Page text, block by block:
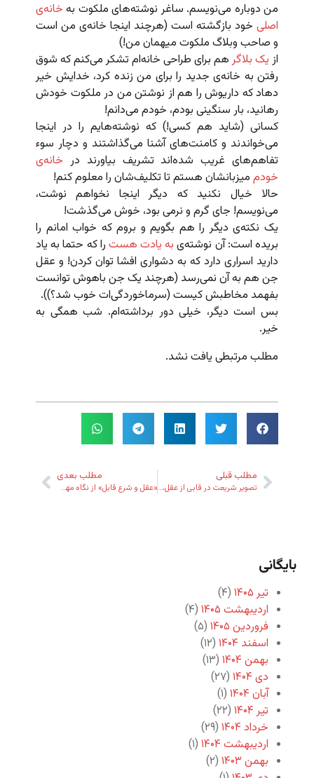
من دوباره می‌نویسم. ساغر نوشته‌های ملکوت به خانه‌ی
اصلی خود بازگشته است (هرچند اینجا خانه‌ی من است
و صاحب وبلاگ ملکوت میهمان من!)
از یک بلاگرهم برای طراحی خانه‌ام تشکر می‌کنم که شوق
رفتن به خانه‌ی جدید را برای من زنده کرد، خدایش خیر
دهاد که داریوش را هم از نوشتن من در ملکوت خودش
رهانید، بار سنگینی بودم، خودم می‌دانم!
کسانی (شاید هم کسی!) که نوشته‌هایم را در اینجا
می‌خواندند و کامنت‌های آشنا می‌گذاشتند و دچار سوء
تفاهم‌های غریب شده‌اند تشریف بیاورند در خانه‌ی
خودم میزبانشان هستم تا تکلیف‌شان را معلوم کنم!
حالا خیال نکنید که دیگر اینجا نخواهم نوشت،
می‌نویسم! جای گرم و نرمی بود، خوش می‌گذشت!
یک نکته‌ی دیگر را هم بگویم و بروم که خواب امانم را
بریده است: آن نوشته‌ی به یادت هست را که حتما به یاد
دارید اسراری دارد که به دشواری افشا توان کردن!‌ و عقل
جن هم به آن نمی‌رسد (هرچند یک جن باهوش توانست
بفهمد مخاطبش کیست (سرماخوردگی‌ات خوب شد؟)).
بس است دیگر، خیلی دور برداشته‌ام. شب همگی به
خیر.
مطلب مرتبطی یافت نشد.
مطلب قبلی
تصویر شریعت در قابی از عقل، بر دیوار زمان؟
مطلب بعدی
«عقل و شرع قابل» از نگاه مهدی خلجی
بایگانی
تیر ۱۴۰۵
(۴)
اردیبهشت ۱۴۰۵
(۴)
فروردین ۱۴۰۵
(۵)
اسفند ۱۴۰۴
(۱۲)
بهمن ۱۴۰۴
(۱۳)
دی ۱۴۰۴
(۲۷)
آبان ۱۴۰۴
(۱)
تیر ۱۴۰۴
(۲۲)
خرداد ۱۴۰۴
(۲۹)
اردیبهشت ۱۴۰۴
(۱)
بهمن ۱۴۰۳
(۲)